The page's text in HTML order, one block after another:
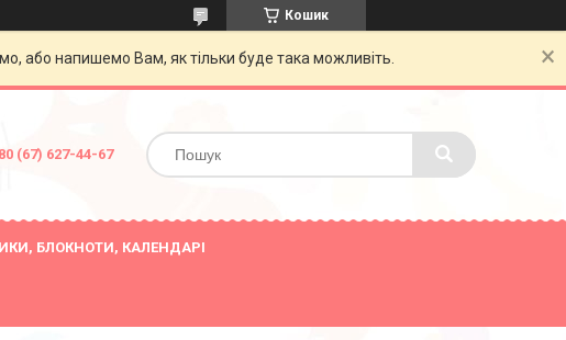
Кошик
або напишемо Вам, як тільки буде така можливіть.
(67) 627-44-67
БЛОКНОТИ, КАЛЕНДАРІ